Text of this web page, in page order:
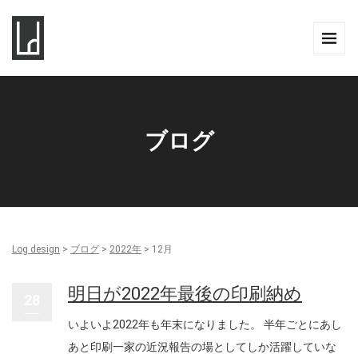
ブログ
Log design > ブログ > 2022年 > 12月
明日が2022年最後の印刷納め
いよいよ2022年も年末になりました。 半年ごとにあし
あと印刷一家の近況報告の場としてしか活躍していな